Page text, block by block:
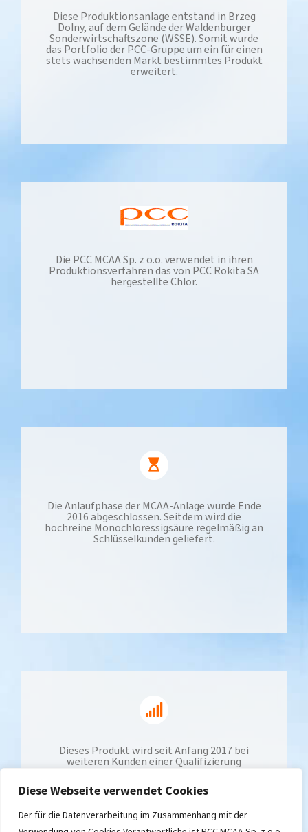
Diese Webseite verwendet Cookies
Der für die Datenverarbeitung im Zusammenhang mit der
Diese Produktionsanlage entstand in Brzeg
Dolny, auf dem Gelände der Waldenburger
Sonderwirtschaftszone (WSSE). Somit wurde
das Portfolio der PCC-Gruppe um ein für einen
stets wachsenden Markt bestimmtes Produkt
erweitert.
Die PCC MCAA Sp. z o.o. verwendet in ihren
Produktionsverfahren das von PCC Rokita SA
hergestellte Chlor.
Die Anlaufphase der MCAA-Anlage wurde Ende
2016 abgeschlossen. Seitdem wird die
hochreine Monochloressigsäure regelmäßig an
Schlüsselkunden geliefert.
Dieses Produkt wird seit Anfang 2017 bei
weiteren Kunden einer Qualifizierung
unterzogen. Derzeit beträgt die
Produktionskapazität der Anlage 42 Tonnen
MCAA pro Jahr. Das Produktions- und